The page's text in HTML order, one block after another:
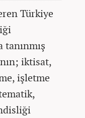
Türkiye
iktisat,
işletme